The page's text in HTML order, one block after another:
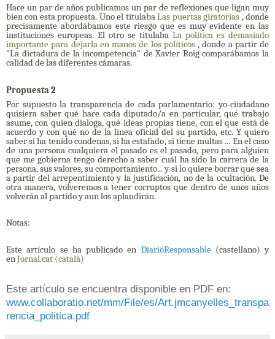
Hace un par de años publicamos un par de reflexiones que ligan muy
bien con esta propuesta. Uno el titulabaLas puertas giratorias , donde
precisamente abordábamos este riesgo que es muy evidente en las
instituciones europeas. El otro se titulaba La política es demasiado
importante para dejarla en manos de los políticos, donde a partir de
"La dictadura de la incompetencia" de Xavier Roig comparábamos la
calidad de las diferentes cámaras.
Propuesta 2
Por supuesto la transparencia de cada parlamentario: yo-ciudadano
quisiera saber qué hace cada diputado/a en particular, qué trabajo
asume, con quien dialoga, qué ideas propias tiene, con el que está de
acuerdo y con qué no de la línea oficial del su partido, etc. Y quiero
saber si ha tenido condenas, si ha estafado, si tiene multas ... En el caso
de una persona cualquiera el pasado es el pasado, pero para alguien
que me gobierna tengo derecho a saber cuál ha sido la carrera de la
persona, sus valores, su comportamiento...y si lo quiere borrar que sea
a partir del arrepentimiento y la justificación, no de la ocultación. De
otra manera, volveremos a tener corruptos que dentro de unos años
volverán al partido y aun los aplaudirán.
Notas:
Este artículo se ha publicado en DiarioResponsable(castellano) y
enJornal.cat (català)
Este artículo se encuentra disponible en PDF en:
www.collaboratio.net/mm/File/es/Art.jmcanyelles_transpa
rencia_politica.pdf